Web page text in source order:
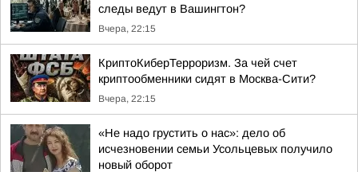
следы ведут в Вашингтон?
Вчера, 22:15
КриптоКиберТерроризм. За чей счет
криптообменники сидят в Москва-Сити?
Вчера, 22:15
«Не надо грустить о нас»: дело об
исчезновении семьи Усольцевых получило
новый оборот